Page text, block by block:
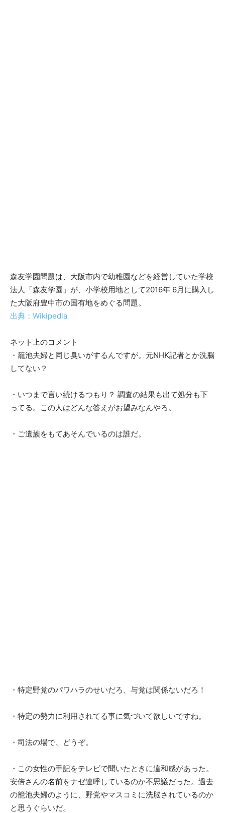
森友学園問題は、大阪市内で幼稚園などを経営していた学校
法人「森友学園」が、小学校用地として2016年 6月に購入し
た大阪府豊中市の国有地をめぐる問題。
出典：Wikipedia
ネット上のコメント
・籠池夫婦と同じ臭いがするんですが。元NHK記者とか洗脳
してない？
・いつまで言い続けるつもり？ 調査の結果も出て処分も下
ってる。この人はどんな答えがお望みなんやろ。
・ご遺族をもてあそんでいるのは誰だ。
・特定野党のパワハラのせいだろ、与党は関係ないだろ！
・特定の勢力に利用されてる事に気づいて欲しいですね。
・司法の場で、どうぞ。
・この女性の手記をテレビで聞いたときに違和感があった。
安倍さんの名前をナゼ連呼しているのか不思議だった。過去
の籠池夫婦のように、野党やマスコミに洗脳されているのか
と思うぐらいだ。